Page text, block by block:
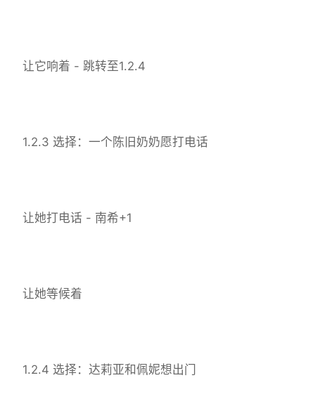
让它响着 - 跳转至1.2.4
1.2.3 选择：一个陈旧奶奶愿打电话
让她打电话 - 南希+1
让她等候着
1.2.4 选择：达莉亚和佩妮想出门